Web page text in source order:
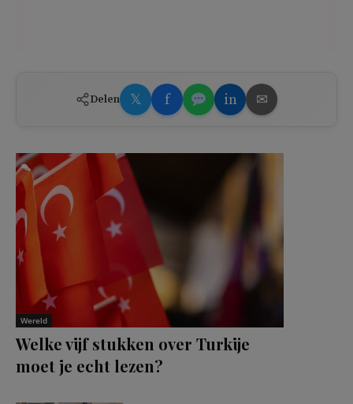
Delen 𝕏 f in ✉
Wereld
Welke vijf stukken over Turkije
moet je echt lezen?